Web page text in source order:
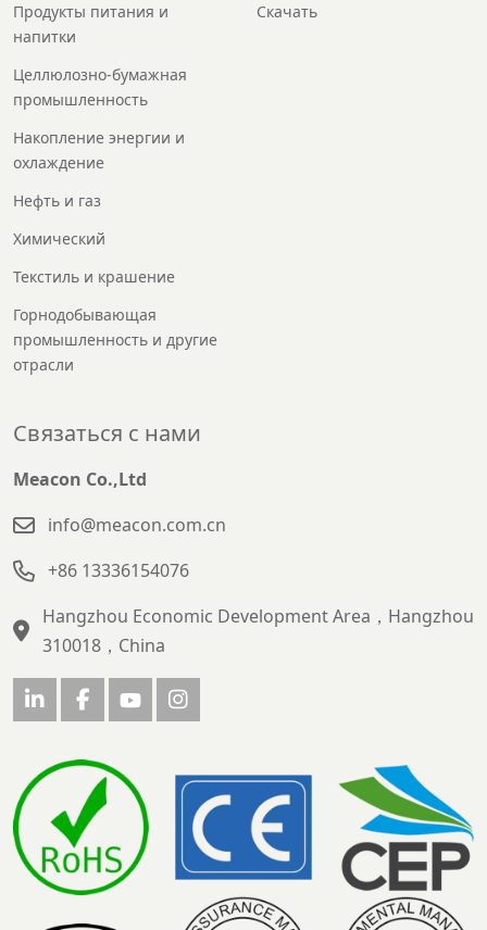
Продукты питания и
напитки
Целлюлозно-бумажная
промышленность
Накопление энергии и
охлаждение
Нефть и газ
Химический
Текстиль и крашение
Горнодобывающая
промышленность и другие
отрасли
Скачать
Связаться с нами
Meacon Co.,Ltd
info@meacon.com.cn
+86 13336154076
Hangzhou Economic Development Area，Hangzhou
310018，China